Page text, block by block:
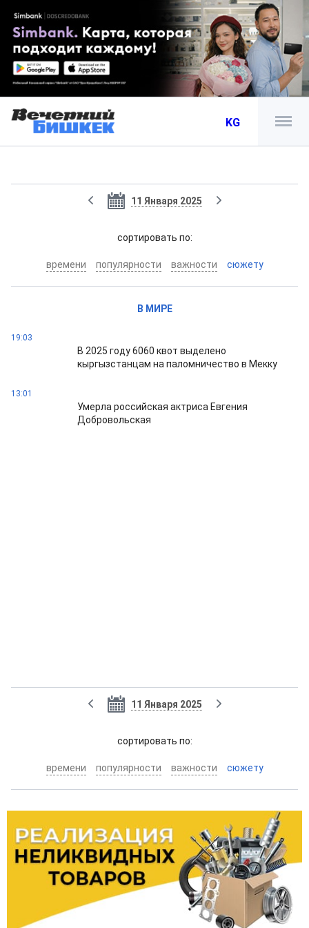
KG
11 Января 2025
cортировать по:
времени популярности важности сюжету
В МИРЕ
19:03
В 2025 году 6060 квот выделено
кыргызстанцам на паломничество в Мекку
13:01
Умерла российская актриса Евгения
Добровольская
11 Января 2025
cортировать по:
времени популярности важности сюжету